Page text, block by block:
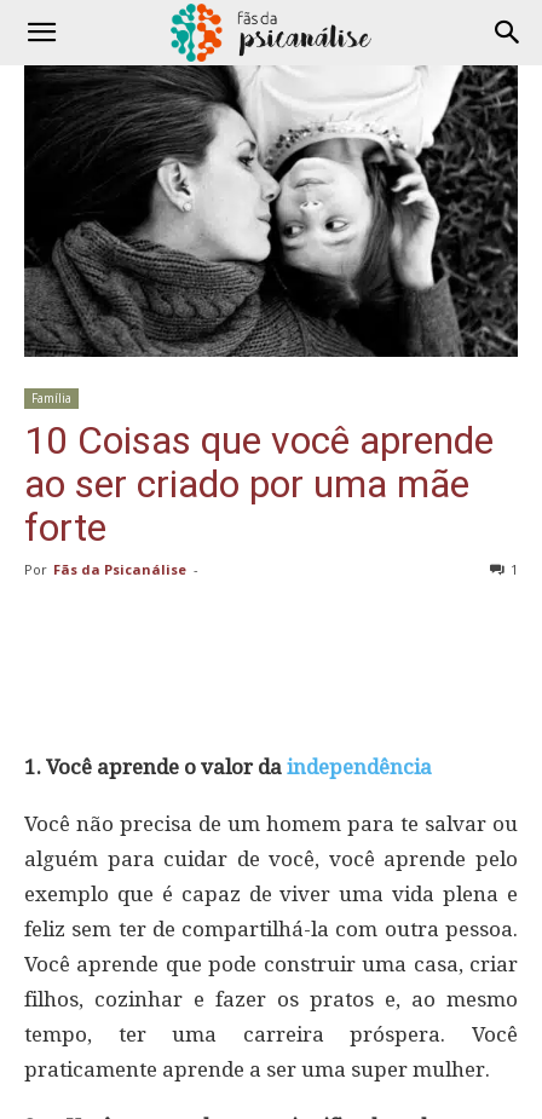
Família
10 Coisas que você aprende
ao ser criado por uma mãe
forte
Por Fãs da Psicanálise - 1
1. Você aprende o valor da independência
Você não precisa de um homem para te salvar ou
alguém para cuidar de você, você aprende pelo
exemplo que é capaz de viver uma vida plena e
feliz sem ter de compartilhá-la com outra pessoa.
Você aprende que pode construir uma casa, criar
filhos, cozinhar e fazer os pratos e, ao mesmo
tempo, ter uma carreira próspera. Você
praticamente aprende a ser uma super mulher.